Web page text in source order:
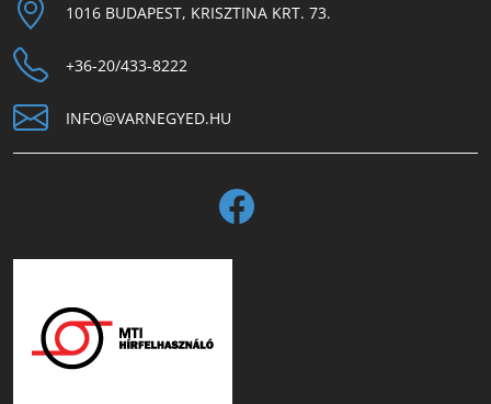
1016 BUDAPEST, KRISZTINA KRT. 73.
+36-20/433-8222
INFO@VARNEGYED.HU